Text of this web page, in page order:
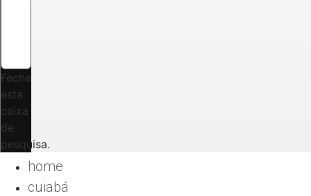
Feche
esta
caixa
de
pesquisa.
home
cuiabá